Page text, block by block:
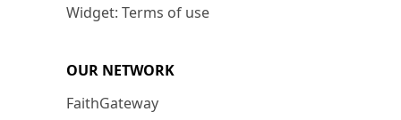
Widget: Terms of use
OUR NETWORK
FaithGateway